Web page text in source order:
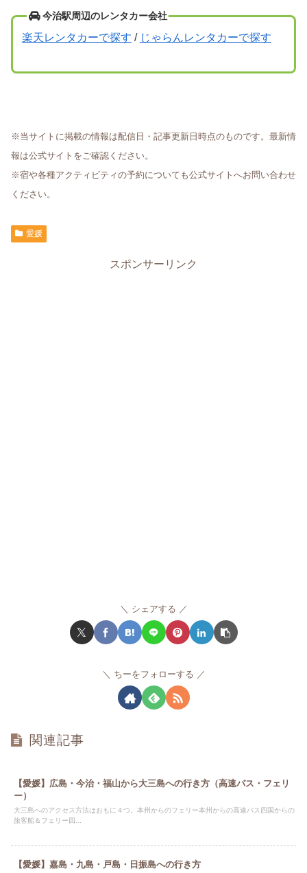
今治駅周辺のレンタカー会社
楽天レンタカーで探す / じゃらんレンタカーで探す
※当サイトに掲載の情報は配信日・記事更新日時点のものです。最新情
報は公式サイトをご確認ください。
※宿や各種アクティビティの予約についても公式サイトへお問い合わせ
ください。
愛媛
スポンサーリンク
シェアする
ちーをフォローする
関連記事
【愛媛】広島・今治・福山から大三島への行き方（高速バス・フェリ
ー）
大三島へのアクセス方法はおもに４つ。本州からのフェリー本州からの高速バス四国からの
旅客船＆フェリー四...
【愛媛】嘉島・九島・戸島・日振島への行き方